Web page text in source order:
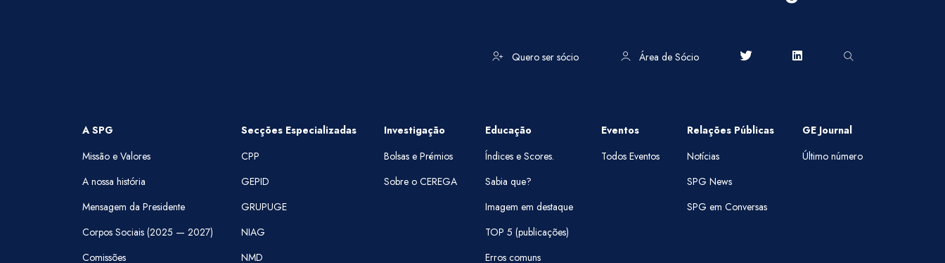
Quero ser sócio Área de Sócio
A SPG
Missão e Valores
A nossa história
Mensagem da Presidente
Corpos Sociais (2025 — 2027)
Comissões
Secções Especializadas
CPP
GEPID
GRUPUGE
NIAG
NMD
Investigação
Bolsas e Prémios
Sobre o CEREGA
Educação
Índices e Scores.
Sabia que?
Imagem em destaque
TOP 5 (publicações)
Erros comuns
Eventos
Todos Eventos
Relações Públicas
Notícias
SPG News
SPG em Conversas
GE Journal
Último número